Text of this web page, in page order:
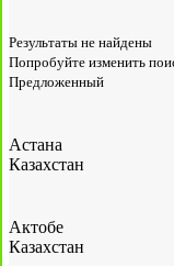
Результаты не найдены
Попробуйте изменить
Предложенный
Астана
Казахстан
Актобе
Казахстан